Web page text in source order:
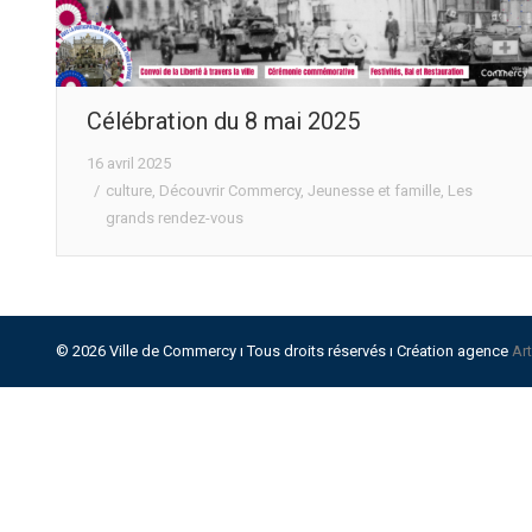
Célébration du 8 mai 2025
16 avril 2025
culture Découvrir Commercy, Jeunesse et famille Les
grands rendez-vous
© 2026 Ville de Commercy ı Tous droits réservés ı Création agence